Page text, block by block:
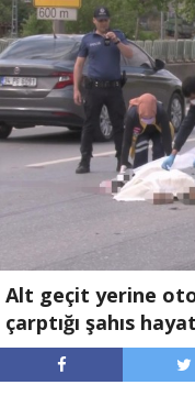
Alt geçit yerine
çarptığı şahıs